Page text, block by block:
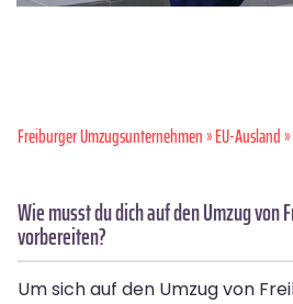
Freiburger Umzugsunternehmen»EU-Ausland
Wie musst du dich auf den Umzug von
vorbereiten?
Um sich auf den Umzug von